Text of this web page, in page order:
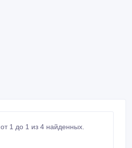
1 до 1 из 4 найденных.